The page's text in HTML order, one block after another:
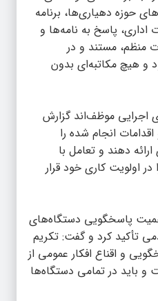
حوزه دهیاری‌ها، برنامه
اداری، پاسخ به نامه‌ها و
منظم، مستند و در
هیچ مکاتبه‌ای بدون
اجرایی موظف‌اند گزارش
انجام شده را
دهند و تعامل با
اولویت کاری خود قرار
پاسخگویی دستگاه‌های
تأکید کرد و گفت: تکریم
و اقناع افکار عمومی از
باید در تمامی دستگاه‌ها